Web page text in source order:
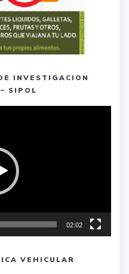
INVESTIGACION
SIPOL
02:02
VEHICULAR